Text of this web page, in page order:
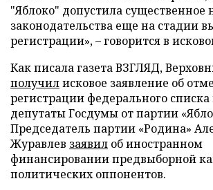
"Яблоко" допустила существенное
законодательства еще на стадии
регистрации», – говорится в
Как писала газета ВЗГЛЯД,
получилисковое заявление об
регистрации федерального
депутаты Госдумы от партии
Председатель партии «Родина»
Журавлев заявил об иностранном
финансировании предвыборной
политических оппонентов.